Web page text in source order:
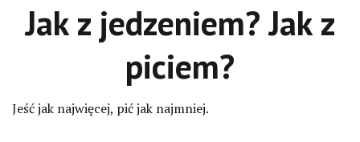
Jak z jedzeniem? Jak z
piciem?
Jeść jak najwięcej, pić jak najmniej.